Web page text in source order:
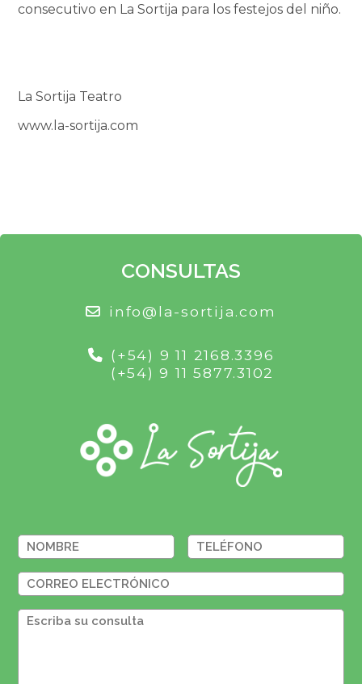
consecutivo en La Sortija para los festejos del niño.
La Sortija Teatro
www.la-sortija.com
CONSULTAS
info@la-sortija.com
(+54) 9 11 2168.3396
(+54) 9 11 5877.3102